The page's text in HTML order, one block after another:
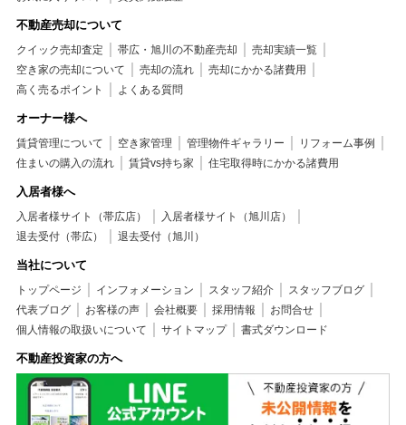
不動産売却について
クイック売却査定 帯広・旭川の不動産売却
売却実績一覧
空き家の売却について
売却の流れ
売却にかかる諸費用
高く売るポイント
よくある質問
オーナー様へ
賃貸管理について 空き家管理 管理物件ギャラリー
リフォーム事例
住まいの購入の流れ
賃貸vs持ち家 住宅取得時にかかる諸費用
入居者様へ
入居者様サイト（帯広店）
入居者様サイト（旭川店）
退去受付（帯広）
退去受付（旭川）
当社について
トップページ インフォメーション スタッフ紹介
スタッフブログ
代表ブログ
お客様の声 会社概要 採用情報
お問合せ
個人情報の取扱いについて
サイトマップ 書式ダウンロード
不動産投資家の方へ